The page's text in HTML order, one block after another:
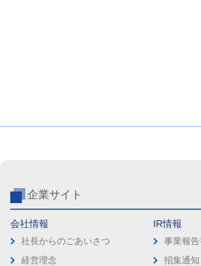
企業サイト
会社情報
社長からのごあいさつ
経営理念
IR情報
事業報
招集通知